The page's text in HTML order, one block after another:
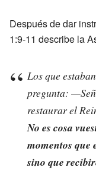
Después de dar
1:9-11 describe la
Los que
pregunta:
restaurar el
No es cosa
momentos que
sino que